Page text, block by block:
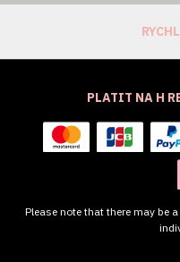
PLATIT NA H
Please note that there may be